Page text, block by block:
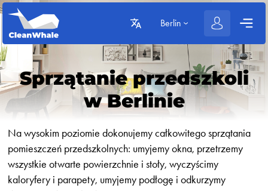
Berlin
Sprzątanie przedszkoli
w Berlinie
Na wysokim poziomie dokonujemy całkowitego sprzątania
pomieszczeń przedszkolnych: umyjemy okna, przetrzemy
wszystkie otwarte powierzchnie i stoły, wyczyścimy
kaloryfery i parapety, umyjemy podłogę i odkurzymy